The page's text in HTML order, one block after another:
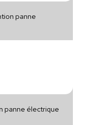
panne
panne électrique